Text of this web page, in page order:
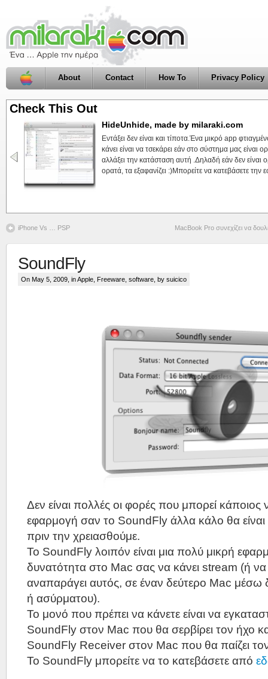
About Contact How To Privacy Policy
Check This Out
HideUnhide, made by milaraki.com
Εντάξει δεν είναι και τίποτα.Ένα μικρό app
κάνει είναι να τσεκάρει εάν στο σύστημα μας είναι
αλλάξει την κατάσταση αυτή .Δηλαδή εάν δεν είναι
ορατά, τα εξαφανίζει :)Μπορείτε να κατεβάσετε την
iPhone Vs … PSP MacBook Pro συνεχίζει να
SoundFly
On May 5, 2009, inApple Freeware software , by suicico
Δεν είναι πολλές οι φορές που μπορεί κάποιος
εφαρμογή σαν το SoundFly άλλα κάλο θα
πριν την χρειασθούμε.
Το SoundFly λοιπόν είναι μια πολύ μικρή
δυνατότητα στο Mac σας να κάνει stream (ή να
αναπαράγει αυτός, σε έναν δεύτερο Mac μέσω
ή ασύρματου).
Το μονό που πρέπει να κάνετε είναι να
SoundFly στον Mac που θα σερβίρει τον ήχο
SoundFly Receiver στον Mac που θα παίζει
Το SoundFly μπορείτε να το κατεβάσετε από